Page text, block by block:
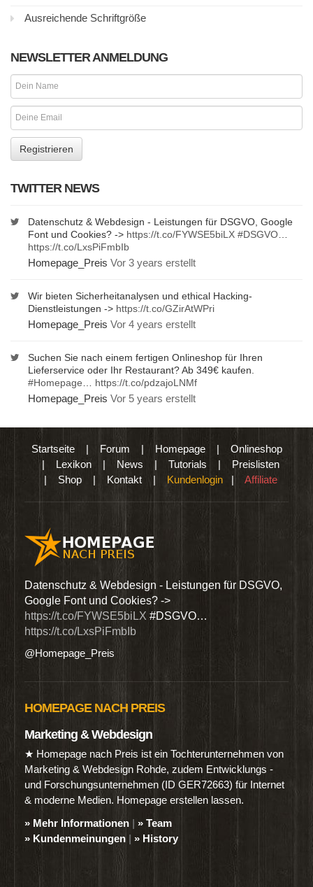
Ausreichende Schriftgröße
NEWSLETTER ANMELDUNG
TWITTER NEWS
Datenschutz & Webdesign - Leistungen für DSGVO, Google
Font und Cookies? -> https://t.co/FYWSE5biLX #DSGVO
https://t.co/LxsPiFmbIb
Homepage_Preis Vor 3 years erstellt
Wir bieten Sicherheitanalysen und ethical Hacking-
Dienstleistungen -> https://t.co/GZirAtWPri
Homepage_Preis Vor 4 years erstellt
Suchen Sie nach einem fertigen Onlineshop für Ihren
Lieferservice oder Ihr Restaurant? Ab 349€ kaufen.
#Homepage
https://t.co/pdzajoLNMf
Homepage_Preis Vor 5 years erstellt
Startseite| Forum | Homepage| Onlineshop
| Lexikon | News | Tutorials | Preislisten
| Shop | Kontakt | Kundenlogin | Affiliate
Datenschutz & Webdesign - Leistungen für DSGVO,
Google Font und Cookies? ->
https://t.co/FYWSE5biLX #DSGVO…
https://t.co/LxsPiFmbIb
@Homepage_Preis
HOMEPAGE NACH PREIS
Marketing & Webdesign
★ Homepage nach Preis ist ein Tochterunternehmen von
Marketing & Webdesign Rohde, zudem Entwicklungs -
und Forschungsunternehmen (ID GER72663) für Internet
& moderne Medien. Homepage erstellen lassen.
» Mehr Informationen | » Team
» Kundenmeinungen | » History